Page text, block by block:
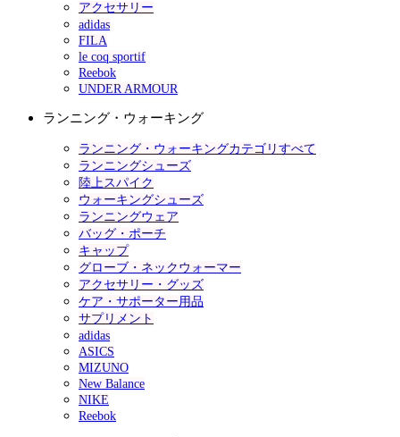
アクセサリー
adidas
FILA
le coq sportif
Reebok
UNDER ARMOUR
ランニング・ウォーキング
ランニング・ウォーキングカテゴリすべて
ランニングシューズ
陸上スパイク
ウォーキングシューズ
ランニングウェア
バッグ・ポーチ
キャップ
グローブ・ネックウォーマー
アクセサリー・グッズ
ケア・サポーター用品
サプリメント
adidas
ASICS
MIZUNO
New Balance
NIKE
Reebok